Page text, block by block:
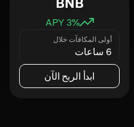
3% APY
أولى المكافآت خلال
6 ساعات
ابدأ الربح الآن